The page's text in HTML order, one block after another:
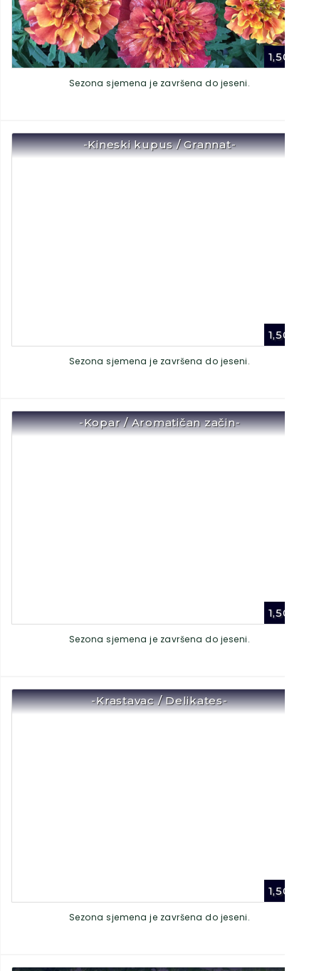
1,50
Sezona sjemena je završena do jeseni.
-Kineski kupus / Grannat-
1,50
Sezona sjemena je završena do jeseni.
-Kopar / Aromatičan začin-
1,50
Sezona sjemena je završena do jeseni.
-Krastavac / Delikates-
1,50
Sezona sjemena je završena do jeseni.